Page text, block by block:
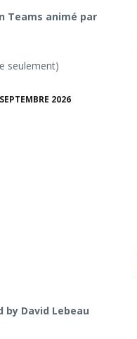
Teams animé par
seulement)
2026
by David Lebeau